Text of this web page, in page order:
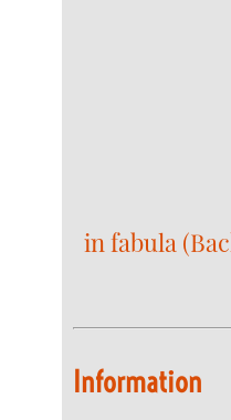
in fabula
Information